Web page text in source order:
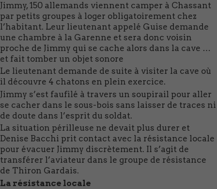
Jimmy, 150 allemands viennent camper à Chassant
par petits groupes à loger obligatoirement chez
l’habitant. Leur lieutenant appelé Guise demande
une chambre à la Garenne et sera donc voisin
proche de Jimmy qui se cache alors dans la cave …
et fait tomber un objet sonore
Le lieutenant demande de suite à visiter la cave où
il découvre 4 chatons en plein exercice.
Jimmy s’est faufilé à travers un soupirail pour aller
se cacher dans le sous-bois sans laisser de traces ni
de doute dans l’esprit du soldat.
La situation périlleuse ne devait plus durer et
Denise Bacchi prit contact avec la résistance locale
pour évacuer Jimmy discrètement. Il s’agit de
transférer l’aviateur dans le groupe de résistance
de Thiron Gardais.
La résistance locale